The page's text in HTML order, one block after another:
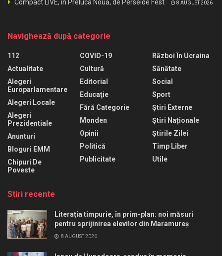
Compact LIVE, în Preluca Nouă, de Perseide Fest 8 AUGUST 2026
Navighează după categorie
112
Actualitate
Alegeri
Europarlamentare
Alegeri Locale
Alegeri
Prezidentiale
Anunturi
Bloguri EMM
Chipuri De
Poveste
COVID-19
Cultură
Editorial
Educaţie
Fără Categorie
Monden
Opinii
Politică
Publicitate
Război În Ucraina
Sănătate
Social
Sport
Știri Externe
Știri Naționale
Știrile Zilei
Timp Liber
Utile
Stiri recente
Literația timpurie, în prim-plan: noi măsuri
pentru sprijinirea elevilor din Maramureș
8 AUGUST 2026